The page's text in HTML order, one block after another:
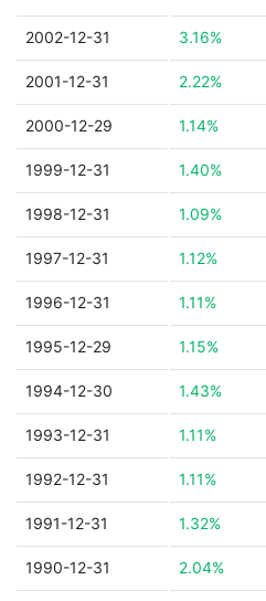
2002-12-31 3.16%
2001-12-31 2.22%
2000-12-29 1.14%
1999-12-31 1.40%
1998-12-31 1.09%
1997-12-31 1.12%
1996-12-31 1.11%
1995-12-29 1.15%
1994-12-30 1.43%
1993-12-31 1.11%
1992-12-31 1.11%
1991-12-31 1.32%
1990-12-31 2.04%